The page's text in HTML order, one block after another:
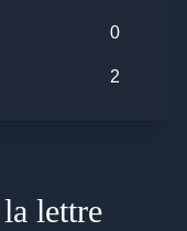
0
2
lettre